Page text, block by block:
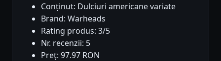
Conținut: Dulciuri americane variate
Brand: Warheads
Rating produs: 3/5
Nr. recenzii: 5
Preț: 97.97 RON